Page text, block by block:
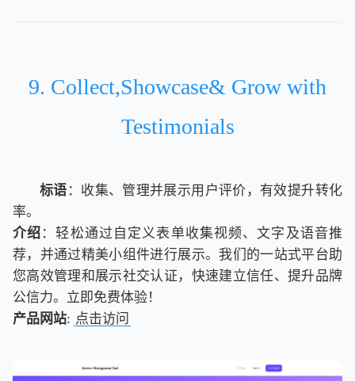
9. Collect,Showcase& Grow with
Testimonials
标语 ：收集、管理并展示用户评价，有效提升转化
率。
介绍 ：轻松通过自定义表单收集视频、文字及语音推
荐，并通过精美小组件进行展示。我们的一站式平台助
您高效管理和展示社交认证，快速建立信任、提升品牌
公信力。立即免费体验！
产品网站: 点击访问